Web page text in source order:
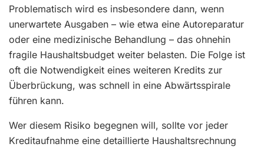
Problematisch wird es insbesondere dann, wenn
unerwartete Ausgaben – wie etwa eine Autoreparatur
oder eine medizinische Behandlung – das ohnehin
fragile Haushaltsbudget weiter belasten. Die Folge ist
oft die Notwendigkeit eines weiteren Kredits zur
Überbrückung, was schnell in eine Abwärtsspirale
führen kann.
Wer diesem Risiko begegnen will, sollte vor jeder
Kreditaufnahme eine detaillierte Haushaltsrechnung